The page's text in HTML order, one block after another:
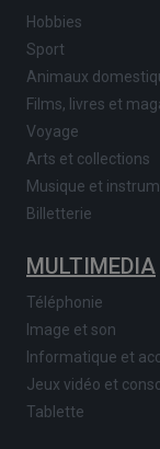
Hobbies
Sport
Animaux
Films, livres et
Voyage
Arts et collections
Musique et
Billetterie
MULTIMEDIA
Téléphonie
Image et son
Informatique et
Jeux vidéo et
Tablette